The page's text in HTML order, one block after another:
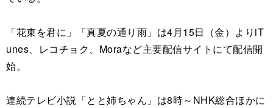
「花束を君に」「真夏の通り雨」は4月15日（金）よりiT
unes、レコチョク、Moraなど主要配信サイトにて配信開
始。
連続テレビ小説「とと姉ちゃん」は8時～NHK総合ほかに